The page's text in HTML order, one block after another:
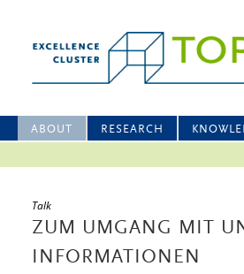
ABOUT RESEARCH
Talk
ZUM UMGANG MIT
INFORMATIONEN